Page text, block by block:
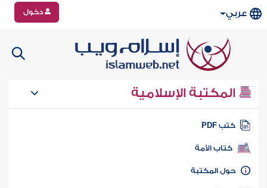
عربي دخول
المكتبة الإسلامية
كتب PDF
كتاب الأمة